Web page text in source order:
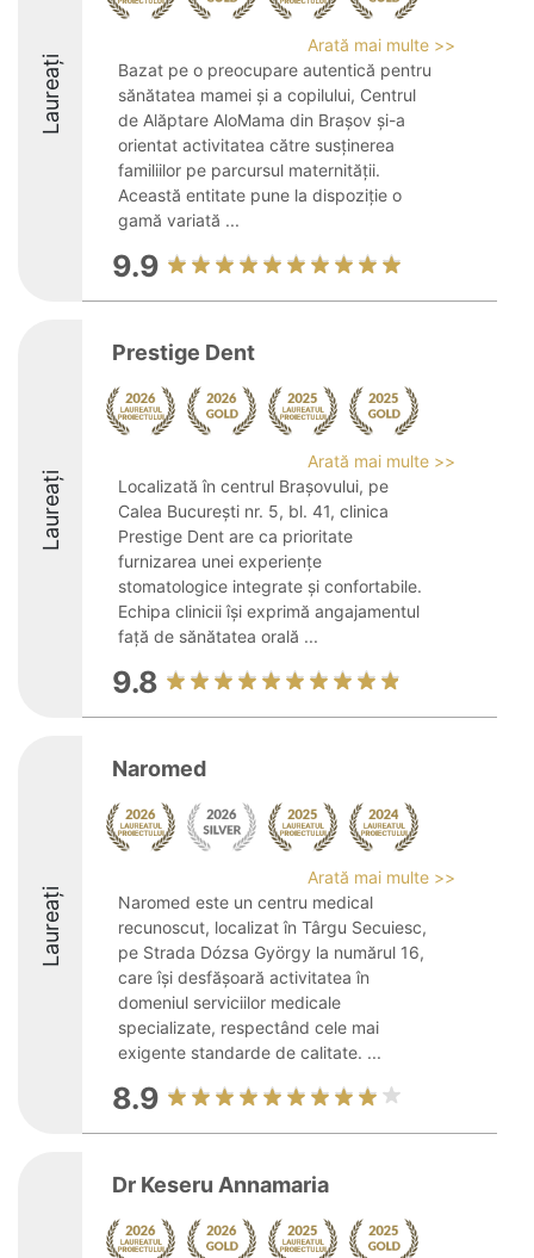
Laureați
Arată mai multe >>
Bazat pe o preocupare autentică pentru
sănătatea mamei și a copilului, Centrul
de Alăptare AloMama din Brașov și-a
orientat activitatea către susținerea
familiilor pe parcursul maternității.
Această entitate pune la dispoziție o
gamă variată ...
9.9
Laureați
Prestige Dent
Arată mai multe >>
Localizată în centrul Brașovului, pe
Calea București nr. 5, bl. 41, clinica
Prestige Dent are ca prioritate
furnizarea unei experiențe
stomatologice integrate și confortabile.
Echipa clinicii își exprimă angajamentul
față de sănătatea orală ...
9.8
Laureați
Naromed
Arată mai multe >>
Naromed este un centru medical
recunoscut, localizat în Târgu Secuiesc,
pe Strada Dózsa György la numărul 16,
care își desfășoară activitatea în
domeniul serviciilor medicale
specializate, respectând cele mai
exigente standarde de calitate. ...
8.9
Dr Keseru Annamaria